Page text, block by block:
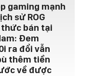
gaming mạnh
sử ROG
bán tại
Đem
ra đổi vẫn
thêm tiền
về được